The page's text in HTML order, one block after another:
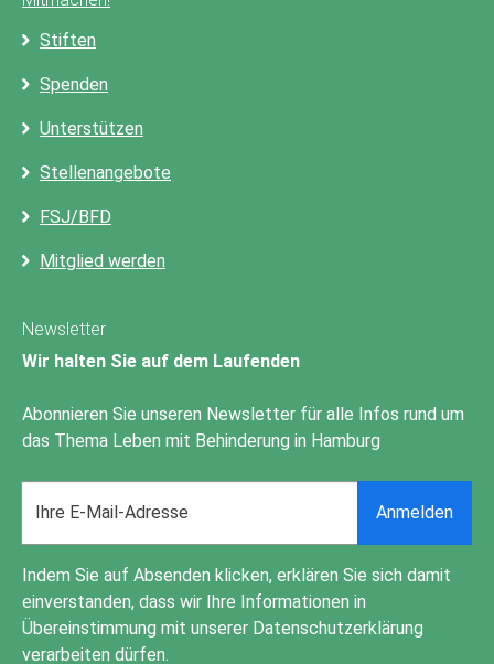
Stiften
Spenden
Unterstützen
Stellenangebote
FSJ/BFD
Mitglied werden
Newsletter
Wir halten Sie auf dem Laufenden
Abonnieren Sie unseren Newsletter für alle Infos rund um
das Thema Leben mit Behinderung in Hamburg
address
Anmelden
Indem Sie auf Absenden klicken, erklären Sie sich damit
einverstanden, dass wir Ihre Informationen in
Übereinstimmung mit unserer Datenschutzerklärung
verarbeiten dürfen.